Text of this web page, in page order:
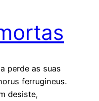
perde as suas
ferrugineus.
desiste,